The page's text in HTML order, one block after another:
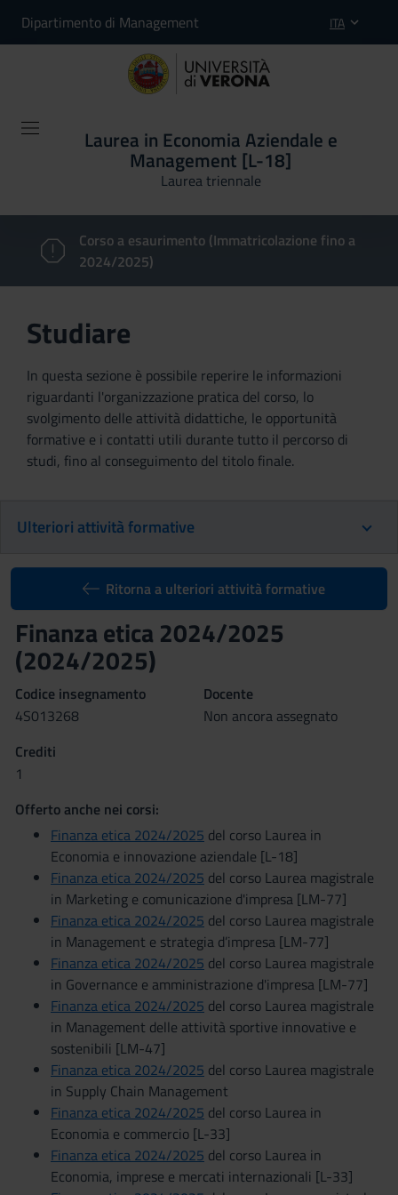
Dipartimento di Management ITA
Laurea in Economia Aziendale e
Management [L-18]
Laurea triennale
Corso a esaurimento (Immatricolazione fino a
2024/2025)
Studiare
In questa sezione è possibile reperire le informazioni
riguardanti l'organizzazione pratica del corso, lo
svolgimento delle attività didattiche, le opportunità
formative e i contatti utili durante tutto il percorso di
studi, fino al conseguimento del titolo finale.
Ulteriori attività formative
Ritorna a ulteriori attività formative
Finanza etica 2024/2025
(2024/2025)
Codice insegnamento
4S013268
Docente
Non ancora assegnato
Crediti
1
Offerto anche nei corsi:
Finanza etica 2024/2025 del corso Laurea in
Economia e innovazione aziendale [L-18]
Finanza etica 2024/2025 del corso Laurea magistrale
in Marketing e comunicazione d'impresa [LM-77]
Finanza etica 2024/2025 del corso Laurea magistrale
in Management e strategia d’impresa [LM-77]
Finanza etica 2024/2025 del corso Laurea magistrale
in Governance e amministrazione d'impresa [LM-77]
Finanza etica 2024/2025 del corso Laurea magistrale
in Management delle attività sportive innovative e
sostenibili [LM-47]
Finanza etica 2024/2025 del corso Laurea magistrale
in Supply Chain Management
Finanza etica 2024/2025 del corso Laurea in
Economia e commercio [L-33]
Finanza etica 2024/2025 del corso Laurea in
Economia, imprese e mercati internazionali [L-33]